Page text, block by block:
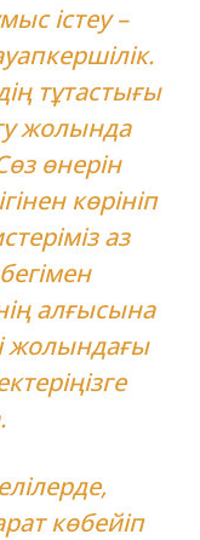
істеу –
тұтастығы
жолында
өнерін
көрініп
аз
алғысына
жолындағы
көбейіп